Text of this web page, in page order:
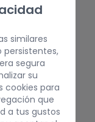
similares
persistentes,
segura
su
cookies para
que
a tus gustos